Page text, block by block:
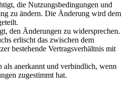
die Nutzungsbedingungen und
zu ändern. Die Änderung wird dem
den Änderungen zu widersprechen.
erlischt das zwischen dem
bestehende Vertragsverhältnis mit
als anerkannt und verbindlich, wenn
zugestimmt hat.